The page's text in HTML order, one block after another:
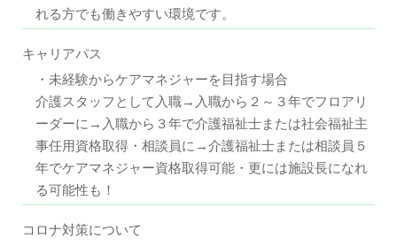
れる方でも働きやすい環境です。
キャリアパス
・未経験からケアマネジャーを目指す場合
介護スタッフとして入職→入職から２～３年でフロアリ
ーダーに→入職から３年で介護福祉士または社会福祉主
事任用資格取得・相談員に→介護福祉士または相談員５
年でケアマネジャー資格取得可能・更には施設長になれ
る可能性も！
コロナ対策について